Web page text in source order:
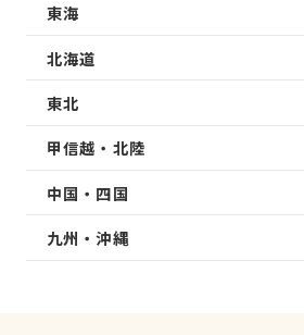
東海
北海道
東北
甲信越・北陸
中国・四国
九州・沖縄